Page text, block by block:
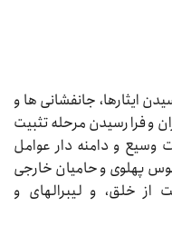
ایثارها، جانفشانی‌‌‌ ها و
و فرا رسیدن مرحله تثبیت
وسیع و دامنه‌‌‌ دار عوامل
پهلوی و حامیان خارجی
از خلق، و لیبرالهای و